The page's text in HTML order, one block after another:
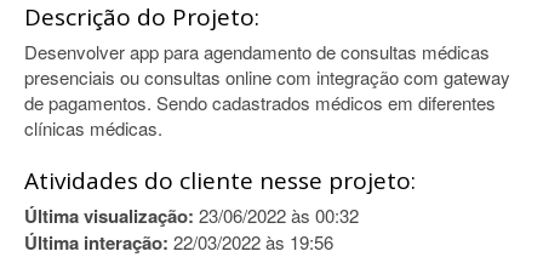
Descrição do Projeto:
Desenvolver app para agendamento de consultas médicas
presenciais ou consultas online com integração com gateway
de pagamentos. Sendo cadastrados médicos em diferentes
clínicas médicas.
Atividades do cliente nesse projeto:
Última visualização: 23/06/2022 às 00:32
Última interação: 22/03/2022 às 19:56